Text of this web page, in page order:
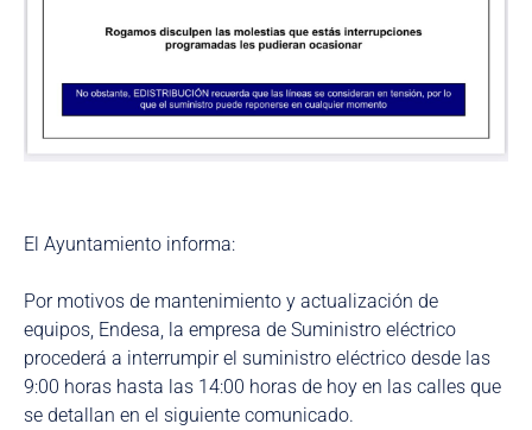
El Ayuntamiento informa:
Por motivos de mantenimiento y actualización de
equipos, Endesa, la empresa de Suministro eléctrico
procederá a interrumpir el suministro eléctrico desde las
9:00 horas hasta las 14:00 horas de hoy en las calles que
se detallan en el siguiente comunicado.